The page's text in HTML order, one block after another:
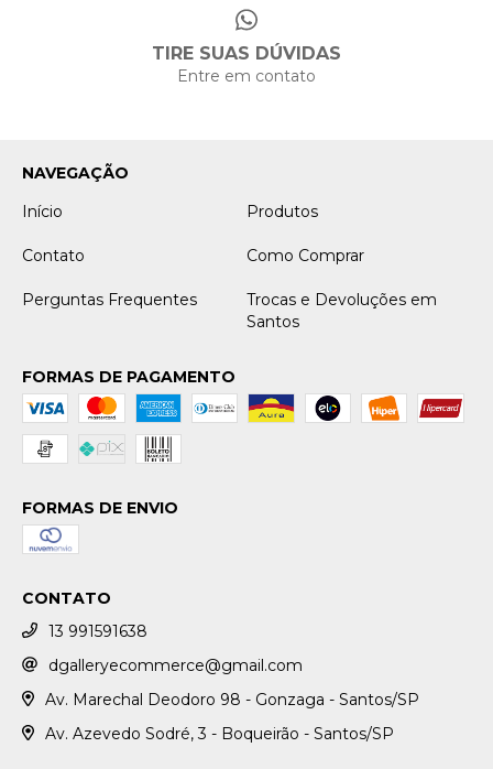
TIRE SUAS DÚVIDAS
Entre em contato
NAVEGAÇÃO
Início
Produtos
Contato Como Comprar
Perguntas Frequentes
Trocas e Devoluções em
Santos
FORMAS DE PAGAMENTO
FORMAS DE ENVIO
CONTATO
13 991591638
dgalleryecommerce@gmail.com
Av. Marechal Deodoro 98 - Gonzaga - Santos/SP
Av. Azevedo Sodré, 3 - Boqueirão - Santos/SP